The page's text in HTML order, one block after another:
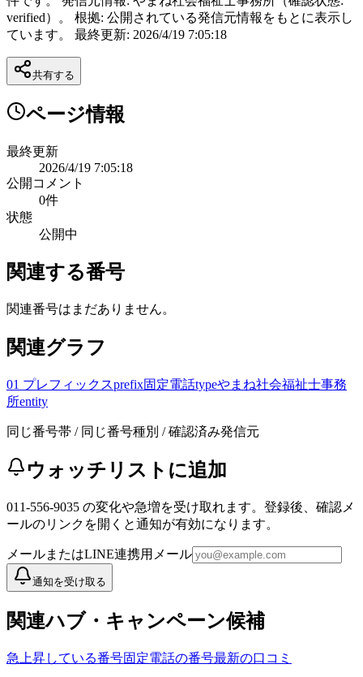
verified）。 根拠: 公開されている発信元情報をもとに表示し
ています。 最終更新: 2026/4/19 7:05:18
共有する
ページ情報
最終更新
2026/4/19 7:05:18
公開コメント
0件
状態
公開中
関連する番号
関連番号はまだありません。
関連グラフ
01 プレフィックスprefix固定電話typeやまね社会福祉士事務
所entity
同じ番号帯 / 同じ番号種別 / 確認済み発信元
ウォッチリストに追加
011-556-9035 の変化や急増を受け取れます。登録後、確認メ
ールのリンクを開くと通知が有効になります。
メールまたはLINE連携用メール
通知を受け取る
関連ハブ・キャンペーン候補
急上昇している番号固定電話の番号最新の口コミ